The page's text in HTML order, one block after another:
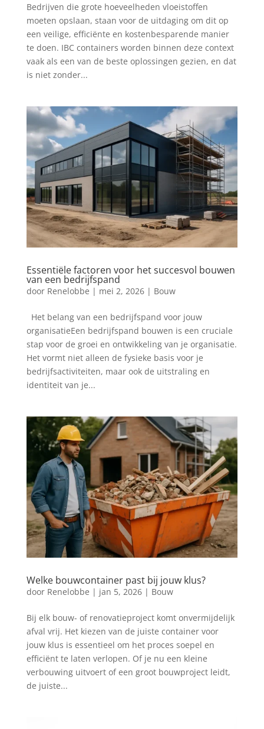
Bedrijven die grote hoeveelheden vloeistoffen
moeten opslaan, staan voor de uitdaging om dit op
een veilige, efficiënte en kostenbesparende manier
te doen. IBC containers worden binnen deze context
vaak als een van de beste oplossingen gezien, en dat
is niet zonder...
Essentiële factoren voor het succesvol bouwen
van een bedrijfspand
door Renelobbe | mei 2, 2026| Bouw
Het belang van een bedrijfspand voor jouw
organisatieEen bedrijfspand bouwen is een cruciale
stap voor de groei en ontwikkeling van je organisatie.
Het vormt niet alleen de fysieke basis voor je
bedrijfsactiviteiten, maar ook de uitstraling en
identiteit van je...
Welke bouwcontainer past bij jouw klus?
door Renelobbe | jan 5, 2026| Bouw
Bij elk bouw- of renovatieproject komt onvermijdelijk
afval vrij. Het kiezen van de juiste container voor
jouw klus is essentieel om het proces soepel en
efficiënt te laten verlopen. Of je nu een kleine
verbouwing uitvoert of een groot bouwproject leidt,
de juiste...